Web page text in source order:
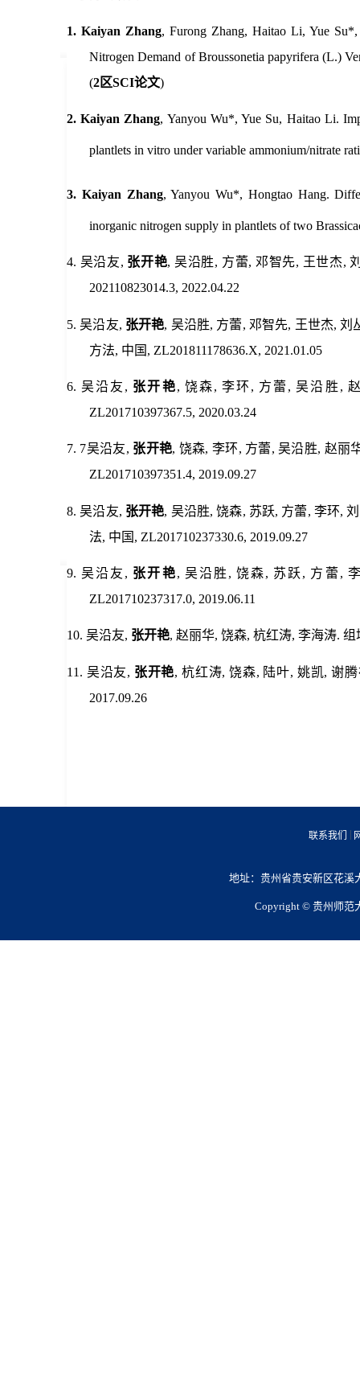
1.Kaiyan Zhang, Furong Zhang, Haitao Li, Yue
Nitrogen Demand of Broussonetia papyrifera (L.)
(2区SCI论文)
2.Kaiyan Zhang, Yanyou Wu*, Yue Su, Haitao Li.
plantlets in vitro under variable ammonium/nitrate
3. Kaiyan Zhang, Yanyou Wu*, Hongtao Hang.
inorganic nitrogen supply in plantlets of two
4. 吴沿友, 张开艳, 吴沿胜, 方蕾, 邓智先, 王世杰,
202110823014.3, 2022.04.22
5.吴沿友, 张开艳, 吴沿胜, 方蕾, 邓智先, 王世杰,
方法, 中国, ZL201811178636.X, 2021.01.05
6.吴沿友, 张开艳, 饶森, 李环, 方蕾, 吴沿胜,
ZL201710397367.5, 2020.03.24
7. 7吴沿友, 张开艳, 饶森, 李环, 方蕾, 吴沿胜, 赵丽
ZL201710397351.4, 2019.09.27
8.吴沿友, 张开艳, 吴沿胜, 饶森, 苏跃, 方蕾, 李环,
法, 中国, ZL201710237330.6, 2019.09.27
9.吴沿友, 张开艳, 吴沿胜, 饶森, 苏跃, 方蕾,
ZL201710237317.0, 2019.06.11
10. 吴沿友, 张开艳, 赵丽华, 饶森, 杭红涛, 李海涛. 组
11. 吴沿友, 张开艳, 杭红涛, 饶森, 陆叶, 姚凯, 谢
2017.09.26
联系我们
地址：贵州省贵安新区花溪
Copyright © 贵州师范